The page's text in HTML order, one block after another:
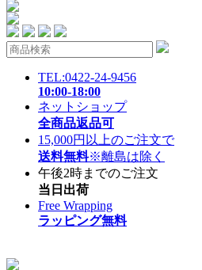
TEL:0422-24-9456
10:00-18:00
ネットショップ
全商品返品可
15,000円以上のご注文で
送料無料※離島は除く
午後2時までのご注文
当日出荷
Free Wrapping
ラッピング無料